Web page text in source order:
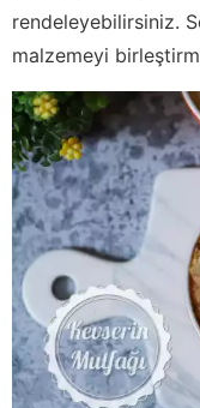
rendeleyebilirsiniz.
malzemeyi